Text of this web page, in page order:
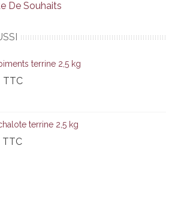
De Souhaits
terrine 2,5 kg
TTC
terrine 2,5 kg
TTC